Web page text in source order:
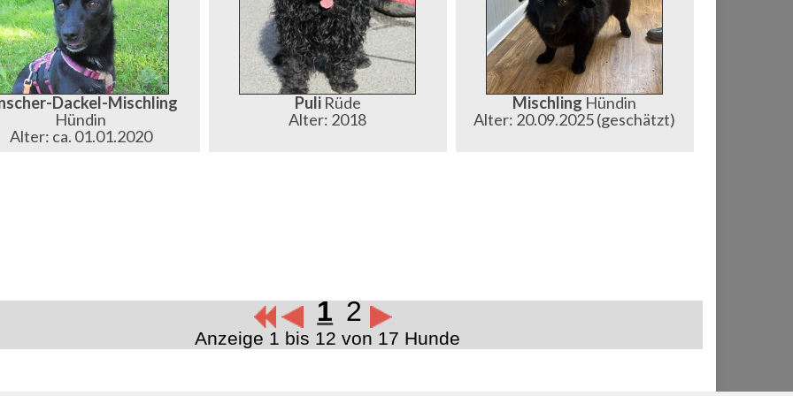
Dackel-Mischling
Hündin
Alter: ca. 01.01.2020
PuliRüde
Alter: 2018
Mischling Hündin
Alter: 20.09.2025 (geschätzt)
1 2
Anzeige 1 bis 12 von 17 Hunde